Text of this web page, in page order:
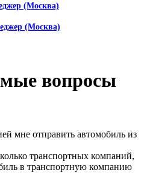
(Москва)
(Москва)
вопросы
мне отправить автомобиль из
транспортных компаний,
в транспортную компанию